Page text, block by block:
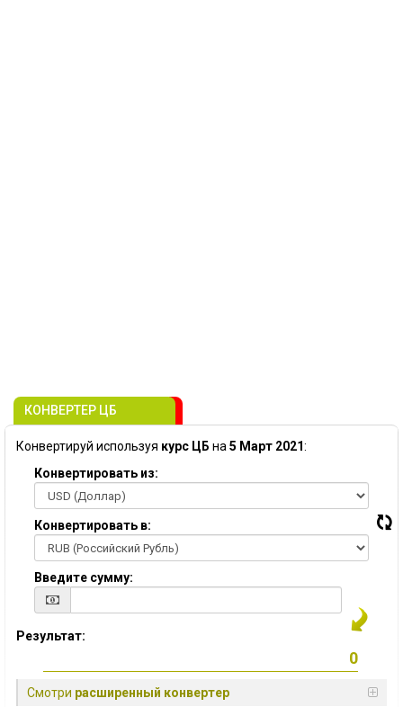
КОНВЕРТЕР ЦБ
Конвертируй используя курс ЦБ на 5 Март 2021:
Конвертировать из:
Конвертировать в:
Введите сумму:
Результат:
Смотри расширенный конвертер